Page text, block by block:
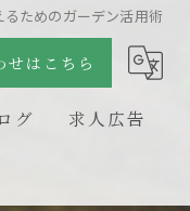
ためのガーデン活用術
せはこちら
グ 求人広告